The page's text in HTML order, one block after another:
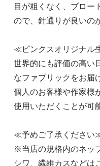
目が粗くなく、ブロー
ので、針通りが良いの
≪ピンクスオリジナル
世界的にも評価の高い
なファブリックをお届
個人のお客様や作家様
使用いただくことが可
≪予めご了承ください
※当店の規格内のネッ
シワ、繊維カスなどは